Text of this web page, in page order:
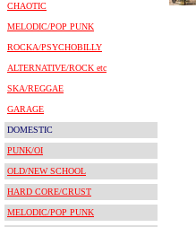
CHAOTIC
MELODIC/POP PUNK
ROCKA/PSYCHOBILLY
ALTERNATIVE/ROCK etc
SKA/REGGAE
GARAGE
DOMESTIC
PUNK/OI
OLD/NEW SCHOOL
HARD CORE/CRUST
MELODIC/POP PUNK